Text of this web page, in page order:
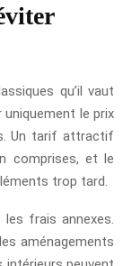
qu’il vaut
uniquement le prix
Un tarif attractif
comprises, et le
trop tard.
frais annexes.
aménagements